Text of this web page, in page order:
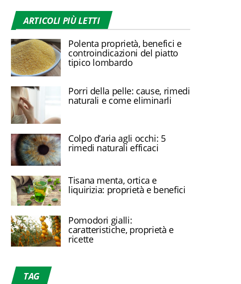
ARTICOLI PIÙ LETTI
Polenta proprietà, benefici e
controindicazioni del piatto
tipico lombardo
Porri della pelle: cause, rimedi
naturali e come eliminarli
Colpo d’aria agli occhi: 5
rimedi naturali efficaci
Tisana menta, ortica e
liquirizia: proprietà e benefici
Pomodori gialli:
caratteristiche, proprietà e
ricette
TAG